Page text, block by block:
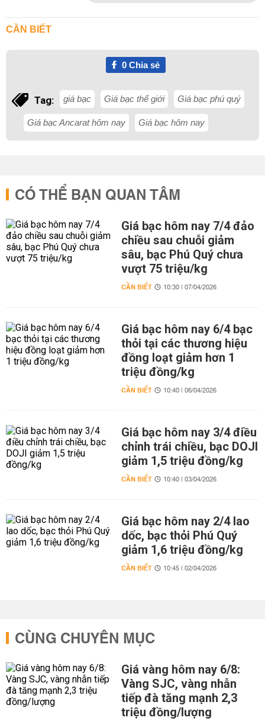
CẦN BIẾT
0Chia sẻ
Tag: giá bạc Giá bạc thế giới Giá bạc phú quý
Giá bạc Ancarat hôm nay Giá bạc hôm nay
CÓ THỂ BẠN QUAN TÂM
Giá bạc hôm nay 7/4 đảo
chiều sau chuỗi giảm
sâu, bạc Phú Quý chưa
vượt 75 triệu/kg
CẦN BIẾT 10:30 | 07/04/2026
Giá bạc hôm nay 6/4 bạc
thỏi tại các thương hiệu
đồng loạt giảm hơn 1
triệu đồng/kg
CẦN BIẾT 10:40 | 06/04/2026
Giá bạc hôm nay 3/4 điều
chỉnh trái chiều, bạc DOJI
giảm 1,5 triệu đồng/kg
CẦN BIẾT 10:40 | 03/04/2026
Giá bạc hôm nay 2/4 lao
dốc, bạc thỏi Phú Quý
giảm 1,6 triệu đồng/kg
CẦN BIẾT 10:45 | 02/04/2026
CÙNG CHUYÊN MỤC
Giá vàng hôm nay 6/8:
Vàng SJC, vàng nhẫn
tiếp đà tăng mạnh 2,3
triệu đồng/lượng